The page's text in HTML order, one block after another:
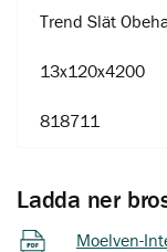
Trend Slät
13x120x4200
818711
Ladda ner
Moelven-